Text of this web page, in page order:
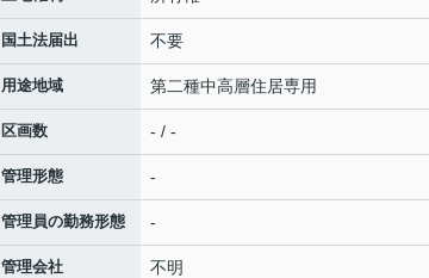
国土法届出 不要
用途地域 第二種中高層住居専用
区画数 - / -
管理形態 -
管理員の勤務形態 -
管理会社 不明